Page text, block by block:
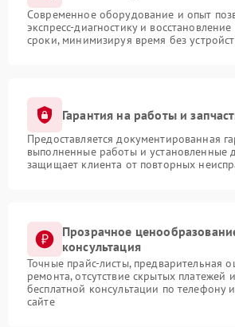
Современное оборудование и опыт
экспресс-диагностику и
сроки, минимизируя время без
Гарантия на работы и
Предоставляется документированная
выполненные работы и установленные
защищает клиента от повторных
Прозрачное
консультация
Точные прайс-листы, предварительная
ремонта, отсутствие скрытых платежей
бесплатной консультации по телефону
сайте